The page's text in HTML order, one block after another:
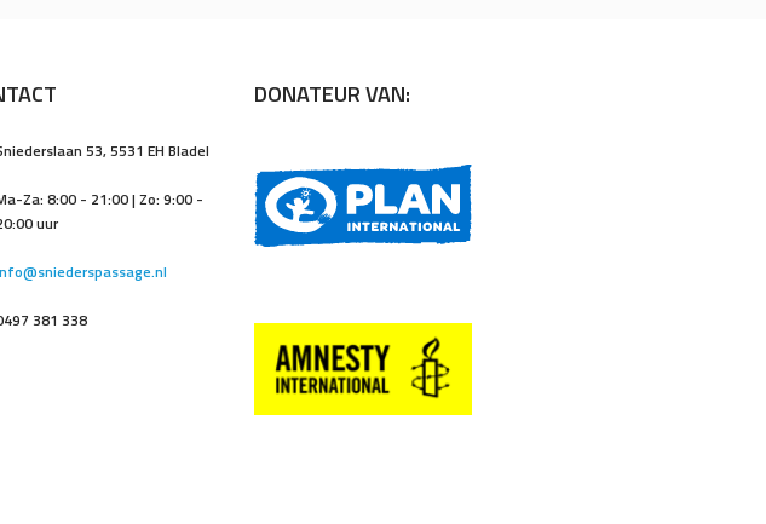
53, 5531 EH Bladel
Za: 8:00 - 21:00 | Zo: 9:00 -
uur
381 338
DONATEUR VAN: